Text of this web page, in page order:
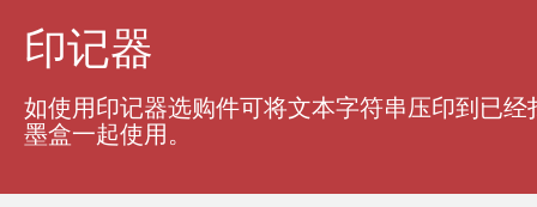
印记器
如使用印记器选购件可将文本字符串压印到已
墨盒一起使用。